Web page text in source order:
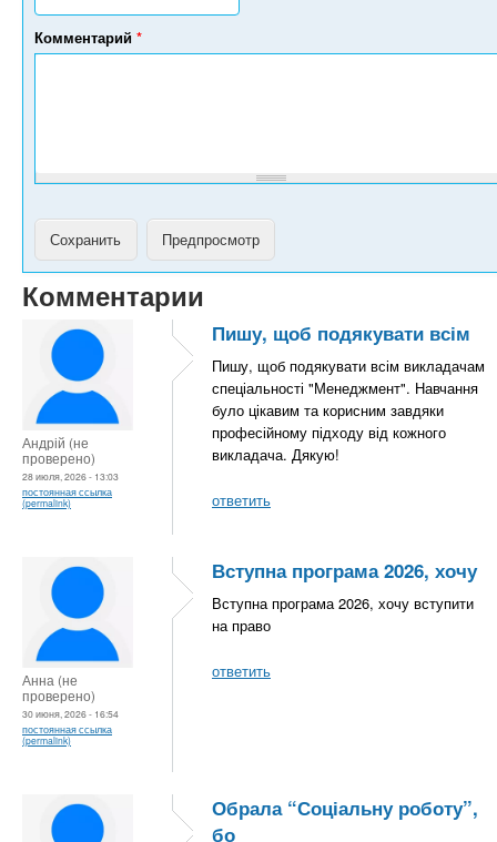
л
е
ф
Комментарий *
Комментарии
Андрій (не
проверено)
28 июля, 2026 - 13:03
постоянная ссылка
(permalink)
Пишу, щоб подякувати всім
Пишу, щоб подякувати всім викладачам
спеціальності "Менеджмент". Навчання
було цікавим та корисним завдяки
професійному підходу від кожного
викладача. Дякую!
ответить
Анна (не
проверено)
30 июня, 2026 - 16:54
постоянная ссылка
(permalink)
Вступна програма 2026, хочу
Вступна програма 2026, хочу вступити
на право
ответить
Обрала “Соціальну роботу”,
бо